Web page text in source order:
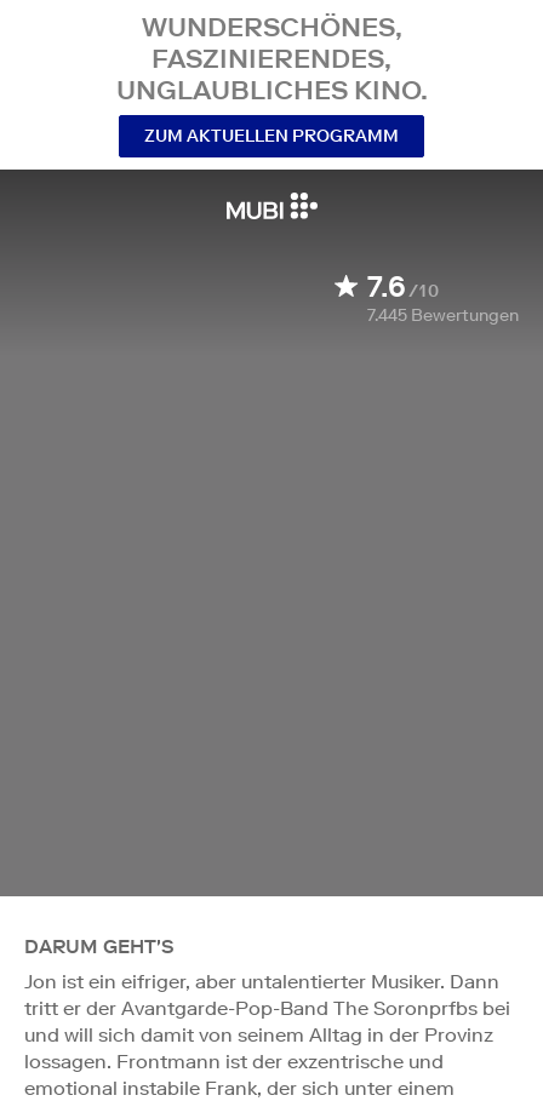
WUNDERSCHÖNES,
FASZINIERENDES,
UNGLAUBLICHES KINO.
ZUM AKTUELLEN PROGRAMM
7.6/10
7.445 Bewertungen
DARUM GEHT'S
Jon ist ein eifriger, aber untalentierter Musiker. Dann
tritt er der Avantgarde-Pop-Band The Soronprfbs bei
und will sich damit von seinem Alltag in der Provinz
lossagen. Frontmann ist der exzentrische und
emotional instabile Frank, der sich unter einem